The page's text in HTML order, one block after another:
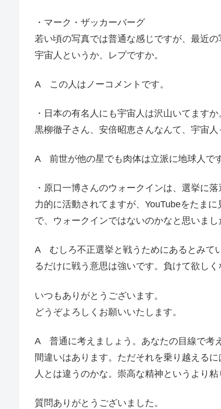
・マーク・ザッカーバーグ
若い頃の写真では普通な感じですが、最近
宇宙人というか、レプですか。
A この人はノーコメントです。
・日本の有名人にも宇宙人は沢山いてますか
黒柳徹子さん、安倍昭恵さんなんて、宇宙人
A 前世が他の星でも肉体は立派に地球人で
・原口一博さんのウォークインは、選挙に
力的に活動されてますが、YouTubeをたま
で、ウォークインではないのかなと思いまし
A むしろ不正選挙と戦うためにあるとみて
るだけに戦う意思は強いです。負けて欲しく
いつもありがとうございます。
どうぞよろしくお願いいたします。
A 普通に考えましょう。あなたの目線で考
間違いはあります。ただそれを乗り越える
人とは違うのかな。崇高な精神というより
質問ありがとうございました。